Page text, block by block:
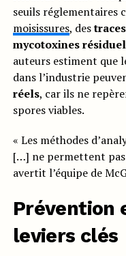
seuils réglementaires
moisissures, des
mycotoxines
auteurs estiment que
dans l’industrie
réels, car ils ne
spores viables.
« Les méthodes
[…] ne permettent pas
avertit l’équipe de
Prévention
leviers clés